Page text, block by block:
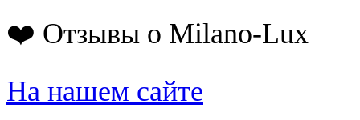
❤️ Отзывы о Milano-Lux
На нашем сайте